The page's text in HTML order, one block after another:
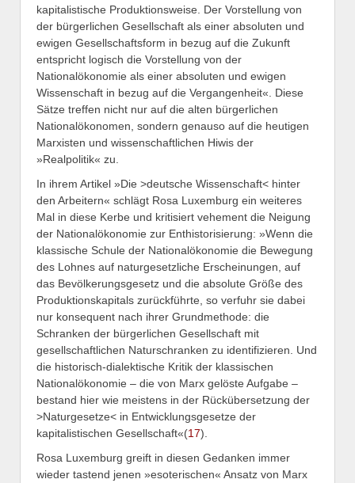
kapitalistische Produktionsweise. Der Vorstellung von
der bürgerlichen Gesellschaft als einer absoluten und
ewigen Gesellschaftsform in bezug auf die Zukunft
entspricht logisch die Vorstellung von der
Nationalökonomie als einer absoluten und ewigen
Wissenschaft in bezug auf die Vergangenheit«. Diese
Sätze treffen nicht nur auf die alten bürgerlichen
Nationalökonomen, sondern genauso auf die heutigen
Marxisten und wissenschaftlichen Hiwis der
»Realpolitik« zu.
In ihrem Artikel »Die >deutsche Wissenschaft< hinter
den Arbeitern« schlägt Rosa Luxemburg ein weiteres
Mal in diese Kerbe und kritisiert vehement die Neigung
der Nationalökonomie zur Enthistorisierung: »Wenn die
klassische Schule der Nationalökonomie die Bewegung
des Lohnes auf naturgesetzliche Erscheinungen, auf
das Bevölkerungsgesetz und die absolute Größe des
Produktionskapitals zurückführte, so verfuhr sie dabei
nur konsequent nach ihrer Grundmethode: die
Schranken der bürgerlichen Gesellschaft mit
gesellschaftlichen Naturschranken zu identifizieren. Und
die historisch-dialektische Kritik der klassischen
Nationalökonomie – die von Marx gelöste Aufgabe –
bestand hier wie meistens in der Rückübersetzung der
>Naturgesetze< in Entwicklungsgesetze der
kapitalistischen Gesellschaft«(17).
Rosa Luxemburg greift in diesen Gedanken immer
wieder tastend jenen »esoterischen« Ansatz von Marx